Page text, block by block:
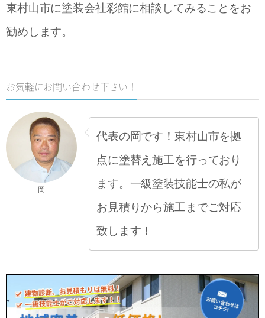
東村山市に塗装会社彩館に相談してみることをお
勧めします。
お気軽にお問い合わせ下さい！
岡
代表の岡です！東村山市を拠
点に塗替え施工を行っており
ます。一級塗装技能士の私が
お見積りから施工までご対応
致します！